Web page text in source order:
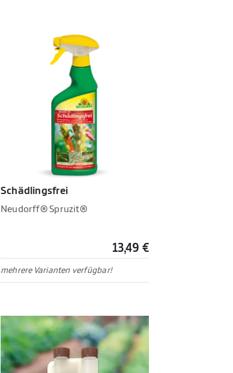
Schädlingsfrei
Neudorff® Spruzit®
13,49 €
mehrere Varianten verfügbar!